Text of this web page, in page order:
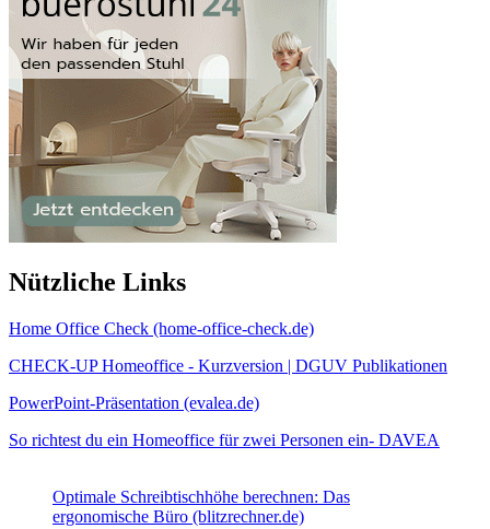
Nützliche Links
Home Office Check (home-office-check.de)
CHECK-UP Homeoffice - Kurzversion | DGUV Publikationen
PowerPoint-Präsentation (evalea.de)
So richtest du ein Homeoffice für zwei Personen ein- DAVEA
Optimale Schreibtischhöhe berechnen: Das
ergonomische Büro (blitzrechner.de)